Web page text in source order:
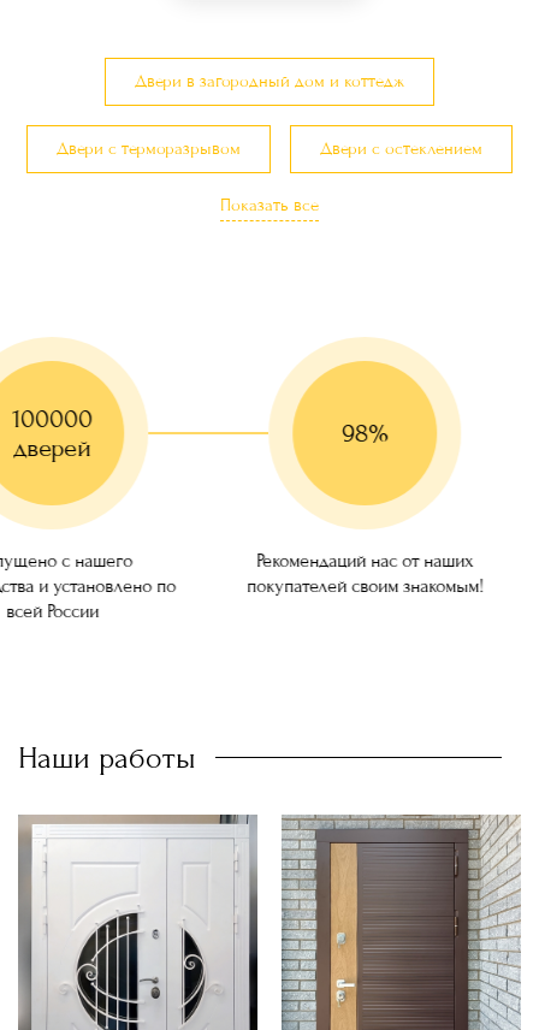
Двери в загородный дом и коттедж
Двери с терморазрывом Двери с остеклением
Двери с утеплением Трехконтурные двери
Показать все
100000
дверей
с нашего
и установлено по
всей России
98%
Рекомендаций нас от наших
покупателей своим знакомым!
Наши работы